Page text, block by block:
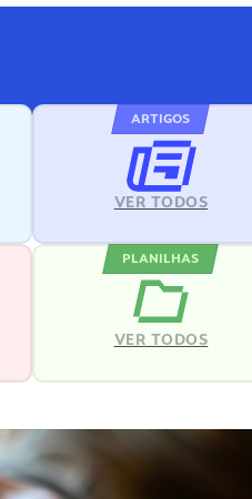
ARTIGOS
VER TODOS
PLANILHAS
VER TODOS